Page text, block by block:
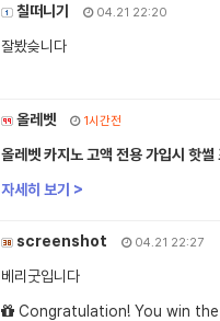
칠떠니기 04.21 22:20
잘봤슺니다
올레벳 1시간전
올레벳 카지노 고액 전용 가입시 핫
자세히 보기 >
screenshot 04.21 22:27
베리굿입니다
Congratulation! You win the